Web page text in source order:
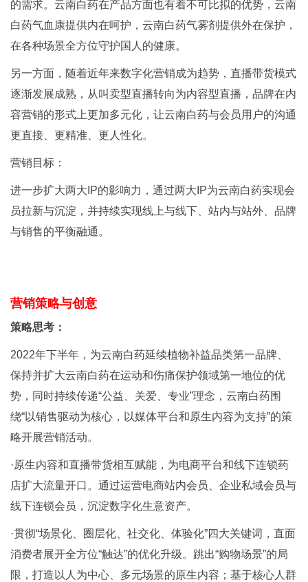
的需求。云南白药在产品方面也有着不可比拟的优势，云南
白药气血康提供内在呵护，云南白药气雾剂提供外在保护，
在各种场景全方位守护国人的健康。
另一方面，随着近年来数字化营销成为趋势，直播带货模式
逐渐发展成熟，从叫卖型直播转向为内容型直播，品牌在内
容营销的形式上更加多元化，让云南白药与会员用户的沟通
更直接、更精准、更人性化。
营销目标：
进一步扩大两大IP的影响力，通过两大IP为云南白药实现会
员拉新与沉淀，并持续实现线上与线下、站内与站外、品牌
与销售的平衡融通。
营销策略与创意
策略思考：
2022年下半年，为云南白药延续植物补益品类第一品牌、
保持并扩大云南白药在运动和伤痛保护领域第一地位的优
势，同时持续传递“公益、关爱、专业”理念，云南白药围
绕“以销售驱动为核心，以媒体平台和原生内容为支持”的策
略开展营销活动。
·原生内容和直播带货相互赋能，为电商平台和线下连锁药
店扩大流量开口。通过运营电商站内会员、企业私域会员与
线下连锁会员，沉淀数字化生意资产。
·贯彻“场景化、圈层化、社交化、体验化”四大关键词，直面
消费者展开全方位“触达”的优化升级。跳出“购物场景”的局
限，打造以人为中心、多元场景的原生内容；基于核心人群